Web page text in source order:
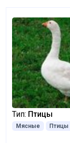
Тип: Птицы
Мясные Птицы